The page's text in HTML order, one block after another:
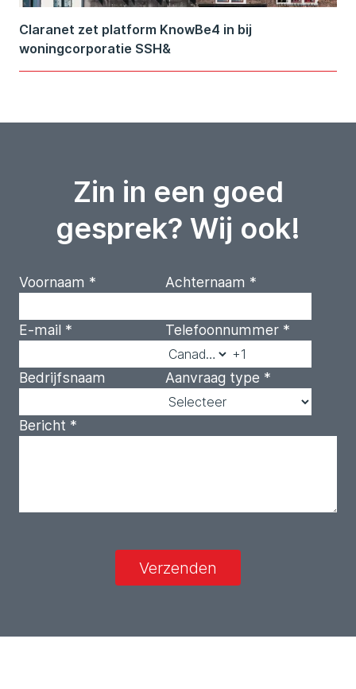
Claranet zet platform KnowBe4 in bij
woningcorporatie SSH&
Zin in een goed
gesprek? Wij ook!
Voornaam * Achternaam *
E-mail * Telefoonnummer *
Bedrijfsnaam Aanvraag type *
Bericht *
Verzenden